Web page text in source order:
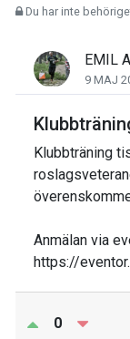
Du har inte
EMIL
9 MAJ
Klubbträning
Anmälan via
https://
0